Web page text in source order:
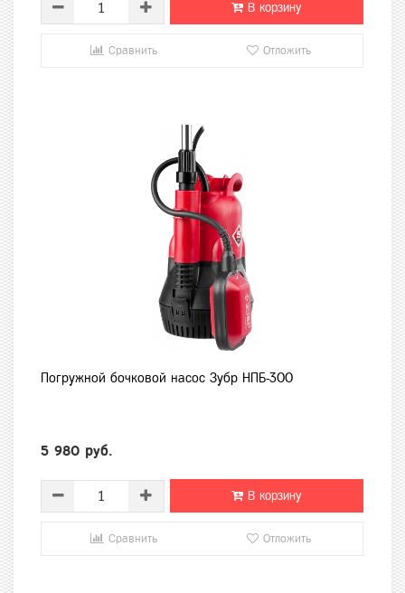
В корзину
Сравнить Отложить
Погружной бочковой насос Зубр НПБ-300
5 980 руб.
В корзину
Сравнить Отложить